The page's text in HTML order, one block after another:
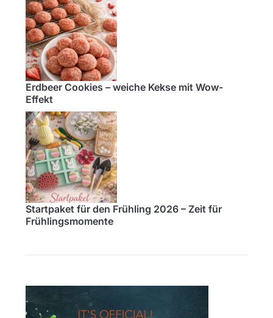
Erdbeer Cookies – weiche Kekse mit Wow-
Effekt
Startpaket für den Frühling 2026 – Zeit für
Frühlingsmomente